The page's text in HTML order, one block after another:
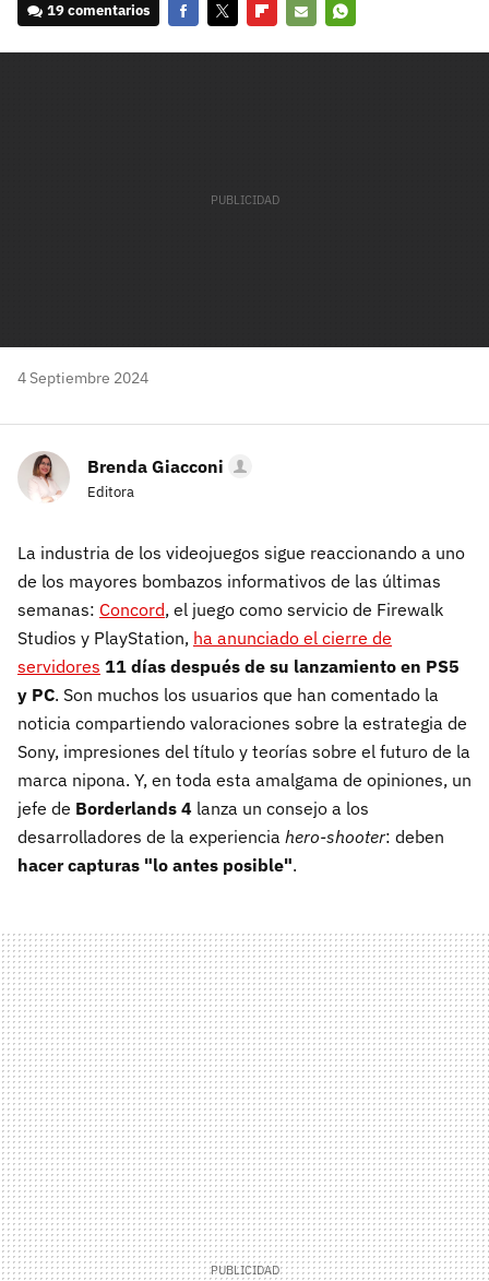
19 comentarios
4 Septiembre 2024
Brenda Giacconi
Editora
La industria de los videojuegos sigue reaccionando a uno
de los mayores bombazos informativos de las últimas
semanas: Concord, el juego como servicio de Firewalk
Studios y PlayStation, ha anunciado el cierre de
servidores 11 días después de su lanzamiento en PS5
y PC. Son muchos los usuarios que han comentado la
noticia compartiendo valoraciones sobre la estrategia de
Sony, impresiones del título y teorías sobre el futuro de la
marca nipona. Y, en toda esta amalgama de opiniones, un
jefe de Borderlands 4 lanza un consejo a los
desarrolladores de la experiencia hero-shooter: deben
hacer capturas "lo antes posible".